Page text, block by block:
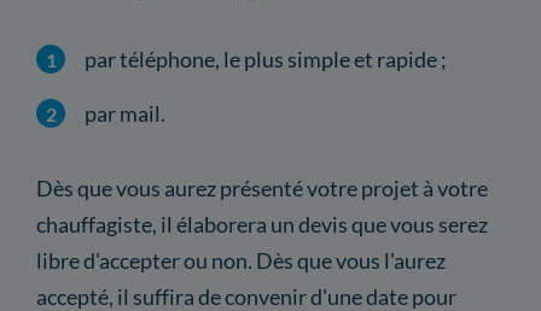
par téléphone, le plus simple et rapide ;
par mail.
Dès que vous aurez présenté votre projet à votre
chauffagiste, il élaborera un devis que vous serez
libre d'accepter ou non. Dès que vous l'aurez
accepté, il suffira de convenir d'une date pour